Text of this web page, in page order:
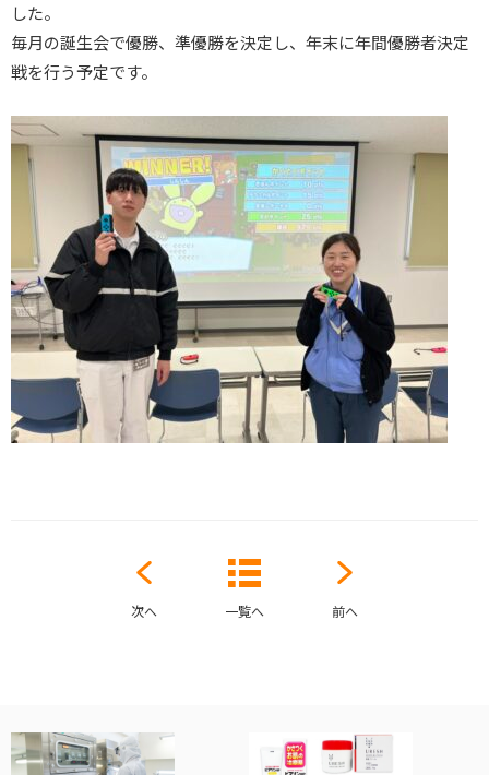
した。
毎月の誕生会で優勝、準優勝を決定し、年末に年間優勝者決定
戦を行う予定です。
一覧へ
次へ 前へ